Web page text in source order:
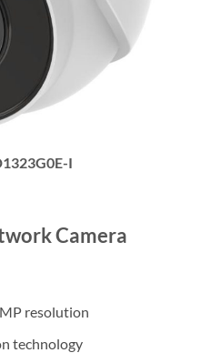
I
Camera
resolution
technology